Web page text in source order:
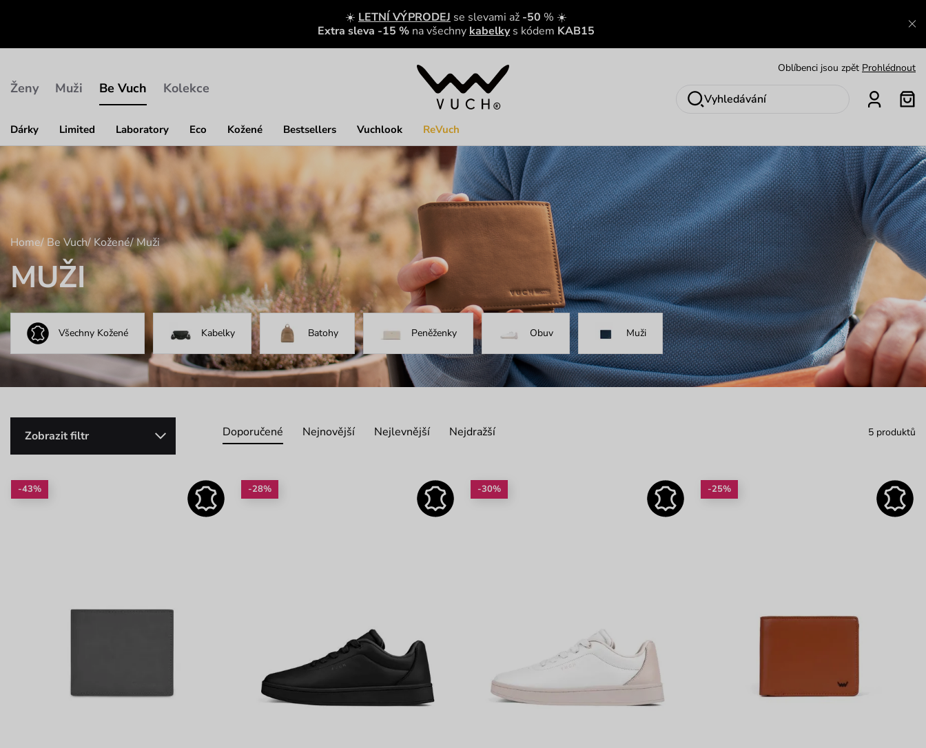
☀️ LETNÍ VÝPRODEJ se slevami až -50 % ☀️
Extra sleva -15 % na všechny kabelkys kódem KAB15
Ženy Muži Be Vuch
Dárky Limited Laboratory Eco Kožené Bestsellers Vuchlook ReVuch
Kolekce
Oblíbenci jsou zpět Prohlédnout
Nech se inspirovat Ukázat
Vyhledávání
Home/ Be Vuch/ Kožené/Muži
MUŽI
Všechny Kožené Kabelky Batohy Peněženky Obuv Muži
Zobrazit filtr Doporučené Nejnovější Nejlevnější Nejdražší 5 produktů
-43% -28% -30% -25%